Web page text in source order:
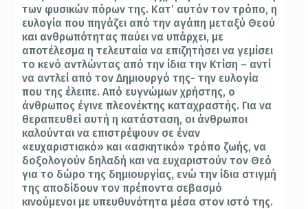
των φυσικών πόρων της. Κατ’ αυτόν τον τρόπο, η
ευλογία που πηγάζει από την αγάπη μεταξύ Θεού
και ανθρωπότητας παύει να υπάρχει, με
αποτέλεσμα η τελευταία να επιζητήσει να γεμίσει
το κενό αντλώντας από την ίδια την Κτίση – αντί
να αντλεί από τον Δημιουργό της- την ευλογία
που της έλειπε. Από ευγνώμων χρήστης, ο
άνθρωπος έγινε πλεονέκτης καταχραστής. Για να
θεραπευθεί αυτή η κατάσταση, οι άνθρωποι
καλούνται να επιστρέψουν σε έναν
«ευχαριστιακό» και «ασκητικό» τρόπο ζωής, να
δοξολογούν δηλαδή και να ευχαριστούν τον Θεό
για το δώρο της δημιουργίας, ενώ την ίδια στιγμή
της αποδίδουν τον πρέποντα σεβασμό
κινούμενοι με υπευθυνότητα μέσα στον ιστό της.